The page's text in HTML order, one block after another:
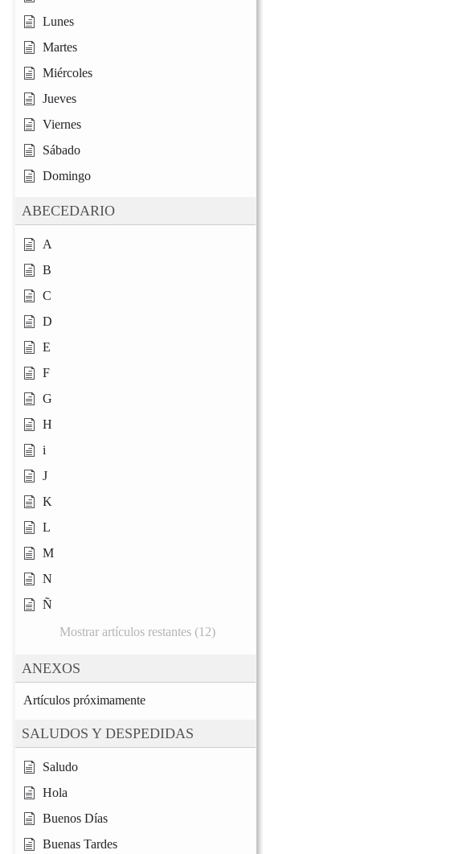
Lunes
Martes
Miércoles
Jueves
Viernes
Sábado
Domingo
ABECEDARIO
A
B
C
D
E
F
G
H
i
J
K
L
M
N
Ñ
Mostrar artículos restantes (12)
ANEXOS
Artículos próximamente
SALUDOS Y DESPEDIDAS
Saludo
Hola
Buenos Días
Buenas Tardes